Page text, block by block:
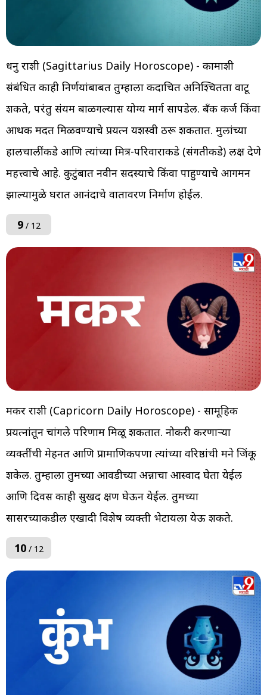
धनु राशी (Sagittarius Daily Horoscope) - कामाशी
संबंधित काही निर्णयांबाबत तुम्हाला कदाचित अनिश्चितता वाटू
शकते, परंतु संयम बाळगल्यास योग्य मार्ग सापडेल. बँक कर्ज किंवा
आर्थिक मदत मिळवण्याचे प्रयत्न यशस्वी ठरू शकतात. मुलांच्या
हालचालींकडे आणि त्यांच्या मित्र-परिवाराकडे (संगतीकडे) लक्ष देणे
महत्त्वाचे आहे. कुटुंबात नवीन सदस्याचे किंवा पाहुण्याचे आगमन
झाल्यामुळे घरात आनंदाचे वातावरण निर्माण होईल.
9/ 12
मकर राशी (Capricorn Daily Horoscope) - सामूहिक
प्रयत्नांतून चांगले परिणाम मिळू शकतात. नोकरी करणाऱ्या
व्यक्तींची मेहनत आणि प्रामाणिकपणा त्यांच्या वरिष्ठांची मने जिंकू
शकेल. तुम्हाला तुमच्या आवडीच्या अन्नाचा आस्वाद घेता येईल
आणि दिवस काही सुखद क्षण घेऊन येईल. तुमच्या
सासरच्याकडील एखादी विशेष व्यक्ती भेटायला येऊ शकते.
10/ 12